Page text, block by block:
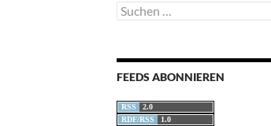
Suchen
nach:
FEEDS ABONNIEREN
RSS
2.0
RDF/RSS
1.0